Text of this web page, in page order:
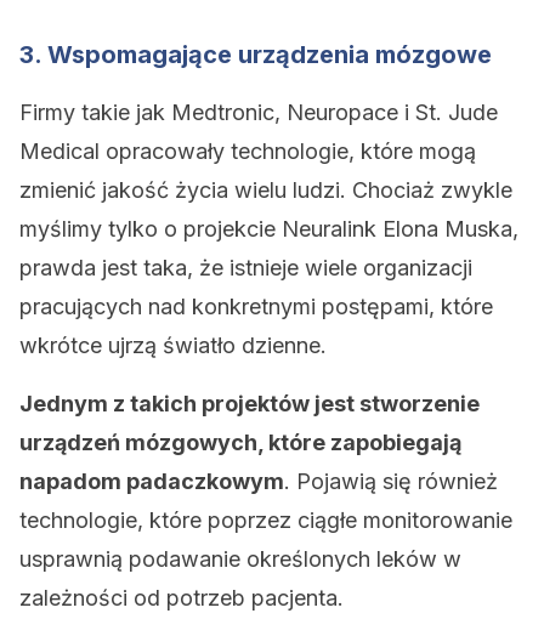
3. Wspomagające urządzenia mózgowe
Firmy takie jak Medtronic, Neuropace i St. Jude
Medical opracowały technologie, które mogą
zmienić jakość życia wielu ludzi. Chociaż zwykle
myślimy tylko o projekcie Neuralink Elona Muska,
prawda jest taka, że istnieje wiele organizacji
pracujących nad konkretnymi postępami, które
wkrótce ujrzą światło dzienne.
Jednym z takich projektów jest stworzenie
urządzeń mózgowych, które zapobiegają
napadom padaczkowym. Pojawią się również
technologie, które poprzez ciągłe monitorowanie
usprawnią podawanie określonych leków w
zależności od potrzeb pacjenta.